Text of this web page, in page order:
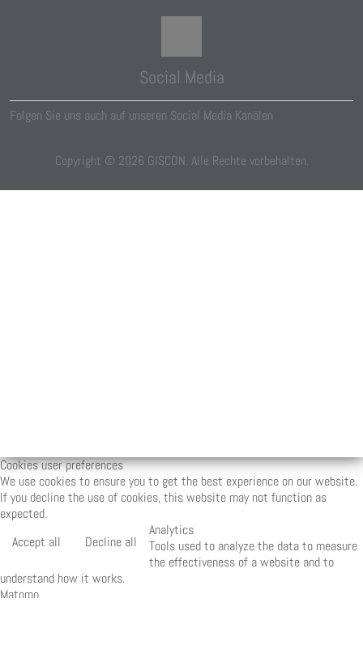
Social Media
Folgen Sie uns auch auf unseren Social Media Kanälen
Copyright © 2026 GISCON. Alle Rechte vorbehalten.
Cookies user preferences
We use cookies to ensure you to get the best experience on our website.
If you decline the use of cookies, this website may not function as
expected.
Accept all
Decline all
Analytics
Tools used to analyze the data to measure
the effectiveness of a website and to
understand how it works.
Matomo